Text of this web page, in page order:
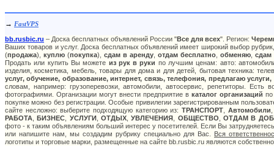
→ FastVPS
bb.rusbic.ru – Доска бесплатных объявлений России "Все для всех". Регион:
Ваших товаров и услуг. Доска бесплатных объявлений имеет широкий выбор
(продажа), куплю (покупка), сдам в аренду отдам бесплатно обменяю сдам
Продать или купить Вы можете из рук в руки по лучшим ценам: авто:
изделия, косметика, мебель, товары для дома и для детей, бытовая техника:
услуг, обучение, образование, интернет, связь, телефония, предлагаю
словам, например: грузоперевозки, автомобили, автосервис, репетиторы.
фотографиями. Организации могут внести предприятие в каталог организаций по
покупке можно без регистрации. Особые привилегии зарегистрированным
сайте несложно: выберите подходящую категорию из:ТРАНСПОРТ Автомобили
РАБОТА ,БИЗНЕС УСЛУГИ,ОТДЫХ ,УВЛЕЧЕНИЯ ОБЩЕСТВО ,ОТДАМ В
фото - к таким объявлениям больший интерес у посетителей. Если Вы
или напишите нам, мы создадим рубрику специально для Вас. Вся
логотипы и торговые марки, размещенные на сайте bb.rusbic.ru являются